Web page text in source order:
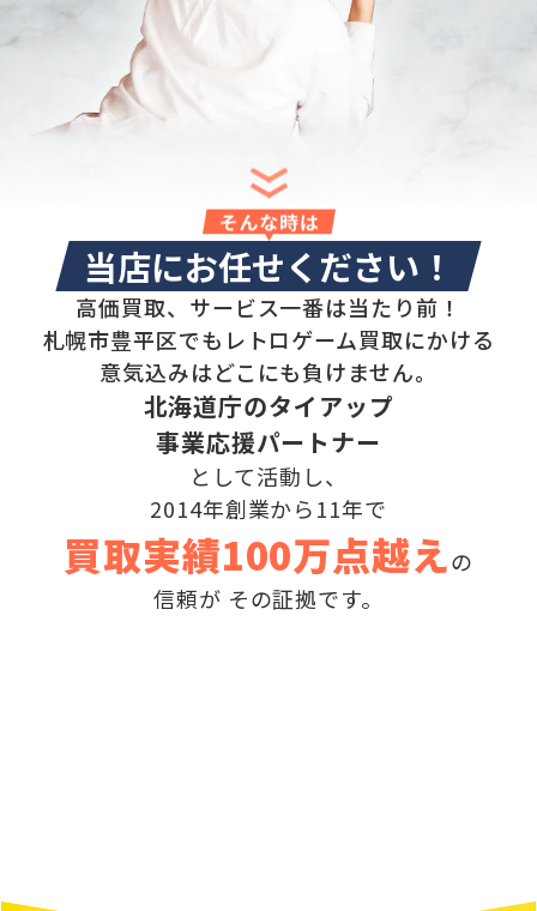
そんな時は
当店にお任せください！
高価買取、サービス一番は当たり前！
札幌市豊平区でもレトロゲーム買取にかける
意気込みはどこにも負けません。
北海道庁のタイアップ
事業応援パートナー
として活動し、
2014年創業から11年で
買取実績100万点越えの
信頼が その証拠です。